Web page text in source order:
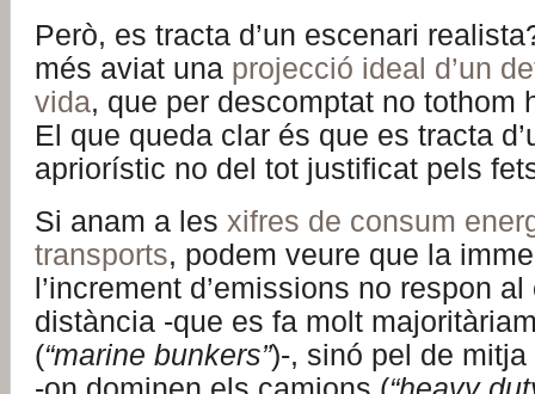
Però, es tracta d’un escenari
més aviat una projecció ideal d’un
vida, que per descomptat no tothom
El que queda clar és que es tracta
apriorístic no del tot justificat pels
Si anam a les xifres de consum
transports, podem veure que la
l’increment d’emissions no respon
distància -que es fa molt
(“marine bunkers”)-, sinó pel de